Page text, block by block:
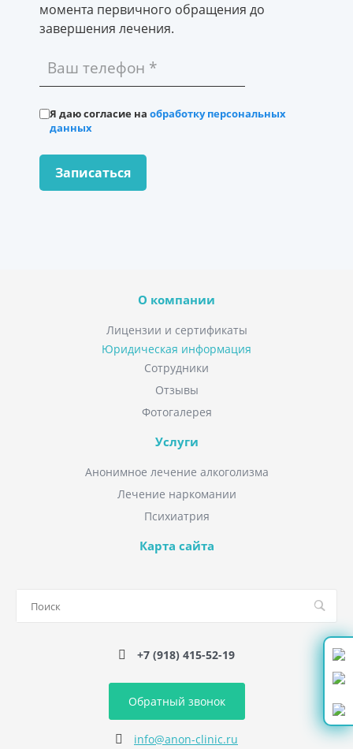
момента первичного обращения до
завершения лечения.
Я даю согласие на обработку персональных
данных
О компании
Лицензии и сертификаты
Юридическая информация
Сотрудники
Отзывы
Фотогалерея
Услуги
Анонимное лечение алкоголизма
Лечение наркомании
Психиатрия
Карта сайта
+7 (918) 415-52-19
Обратный звонок
info@anon-clinic.ru